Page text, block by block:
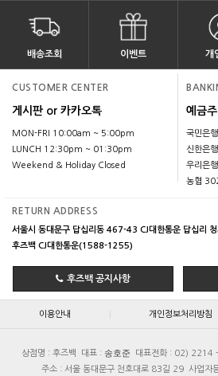
배송조회 이벤트 개
CUSTOMER CENTER
게시판 or 카카오톡
MON-FRI 10:00am ~ 5:00pm
LUNCH 12:30pm ~ 01:30pm
Weekend & Holiday Closed
예금
국민은
신한은
우리은
농협
RETURN ADDRESS
서울시 동대문구 답십리동 467-43 CJ대한통운 답십리 청
후즈백 CJ대한통운(1588-1255)
후즈백 공지사항
이용안내 개인정보처리방침
상점명 : 후즈백 대표 : 송호준 대표전화 : 02) 2214
주소 : 서울 동대문구 천호대로 83길 29 사업자